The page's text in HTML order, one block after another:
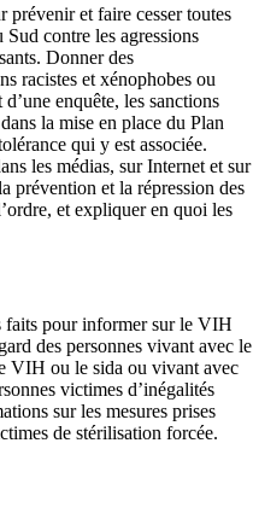
prévenir et faire cesser toutes
contre les agressions
Donner des
racistes et xénophobes ou
enquête, les sanctions
la mise en place du Plan
qui y est associée.
les médias, sur Internet et sur
prévention et la répression des
et expliquer en quoi les
faits pour informer sur le VIH
des personnes vivant avec le
VIH ou le sida ou vivant avec
victimes d’inégalités
sur les mesures prises
de stérilisation forcée.